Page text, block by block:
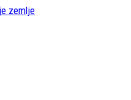
zemlje